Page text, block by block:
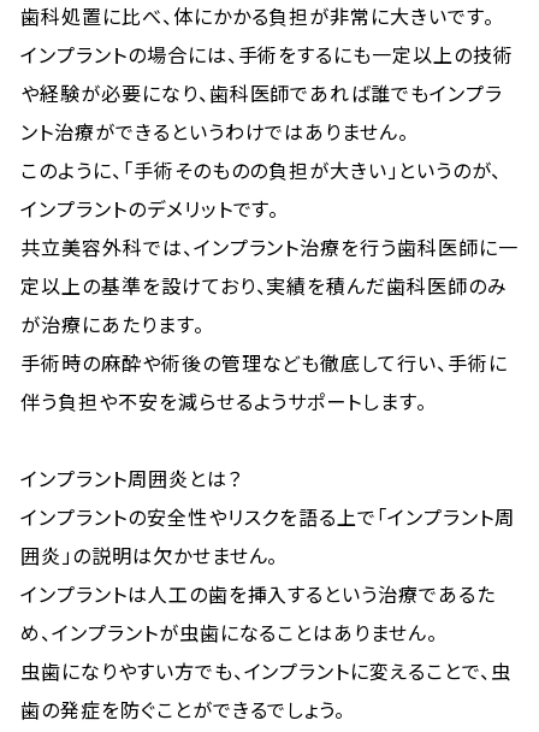
歯科処置に比べ、体にかかる負担が非常に大きいです。
インプラントの場合には、手術をするにも一定以上の技術
や経験が必要になり、歯科医師であれば誰でもインプラ
ント治療ができるというわけではありません。
このように、「手術そのものの負担が大きい」というのが、
インプラントのデメリットです。
共立美容外科では、インプラント治療を行う歯科医師に一
定以上の基準を設けており、実績を積んだ歯科医師のみ
が治療にあたります。
手術時の麻酔や術後の管理なども徹底して行い、手術に
伴う負担や不安を減らせるようサポートします。
インプラント周囲炎とは？
インプラントの安全性やリスクを語る上で「インプラント周
囲炎」の説明は欠かせません。
インプラントは人工の歯を挿入するという治療であるた
め、インプラントが虫歯になることはありません。
虫歯になりやすい方でも、インプラントに変えることで、虫
歯の発症を防ぐことができるでしょう。